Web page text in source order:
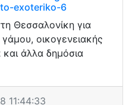
exoteriko-6
Θεσσαλονίκη για
οικογενειακής
άλλα δημόσια
11:44:33